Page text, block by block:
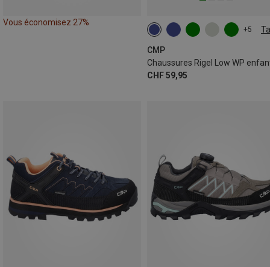
Vous économisez 27%
+5
CMP
Chaussures Rigel Low WP
CHF 59,95
38 39 40 41